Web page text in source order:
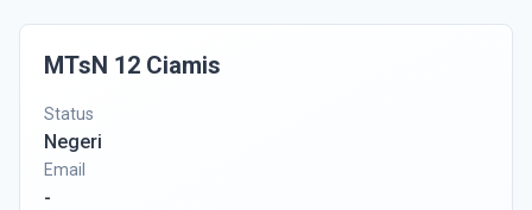
MTsN 12 Ciamis
Status
Negeri
Email
-